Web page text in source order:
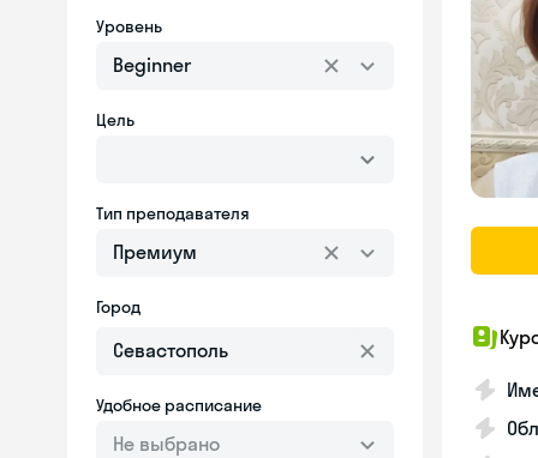
Уровень
Beginner
Цель
Тип преподавателя
Премиум
Город
Удобное расписание
Не выбрано